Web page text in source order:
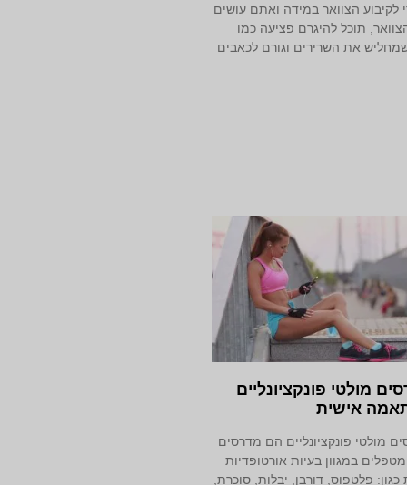
לקיבוע הצוואר במידה ואתם עושים
תוכל להיגרם פציעה כמו
את השרירים וגורם לכאבים
מולטי פונקציונליים
אישית
מולטי פונקציונליים הם מדרסים
במגוון בעיות אורטופדיות
כגון: פלטפוס, דורבן, יבלות, סוכרת,